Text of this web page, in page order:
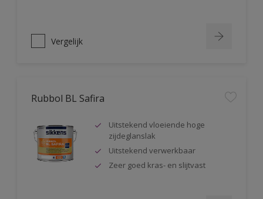
Vergelijk
Rubbol BL Safira
Uitstekend vloeiende hoge
zijdeglanslak
Uitstekend verwerkbaar
Zeer goed kras- en slijtvast